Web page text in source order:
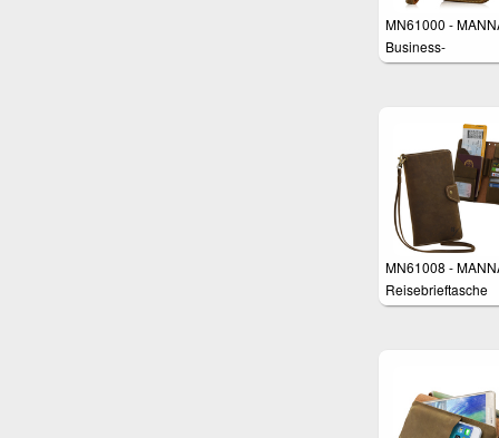
MN61000 -
Business-
MN61008 -
Reisebrieftasche
Geldbörse Tasche
P10 Plus, Galaxy
Edge Plus